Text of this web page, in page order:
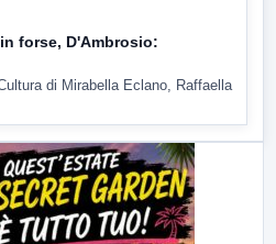
forse, D'Ambrosio:
di Mirabella Eclano, Raffaella